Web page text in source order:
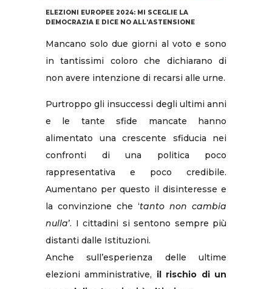
ELEZIONI EUROPEE 2024: MI SCEGLIE LA
DEMOCRAZIA E DICE NO ALL’ASTENSIONE
Mancano solo due giorni al voto e sono
in tantissimi coloro che dichiarano di
non avere intenzione di recarsi alle urne.
Purtroppo gli insuccessi degli ultimi anni
e le tante sfide mancate hanno
alimentato una crescente sfiducia nei
confronti di una politica poco
rappresentativa e poco credibile.
Aumentano per questo il disinteresse e
la convinzione che ‘tanto non cambia
nulla’. I cittadini si sentono sempre più
distanti dalle Istituzioni.
Anche sull’esperienza delle ultime
elezioni amministrative, il rischio di un